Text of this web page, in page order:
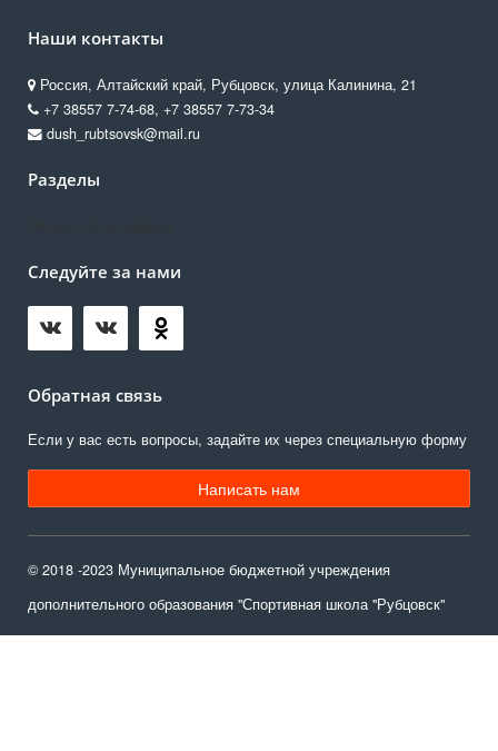
Наши контакты
Россия, Алтайский край, Рубцовск, улица Калинина, 21
+7 38557 7‑74-68, +7 38557 7‑73-34
dush_rubtsovsk@mail.ru
Разделы
Следуйте за нами
Обратная связь
Если у вас есть вопросы, задайте их через специальную форму
Написать нам
© 2018 -2023 Муниципальное бюджетной учреждения
дополнительного образования "Спортивная школа "Рубцовск"